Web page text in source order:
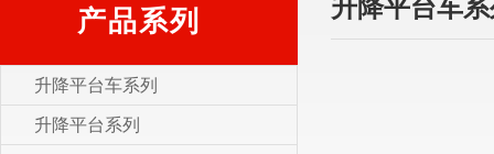
产品系列
升降平台车系列
升降平台系列
升降平台车